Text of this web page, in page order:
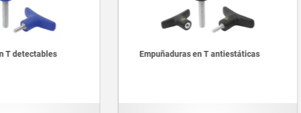
T antiestáticas
Imanes redondos (imanes de barra)